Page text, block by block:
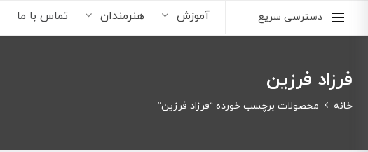
دسترسی سریع آموزش هنرمندان تماس با ما
فرزاد فرزین
خانه محصولات برچسب خورده “فرزاد فرزین”